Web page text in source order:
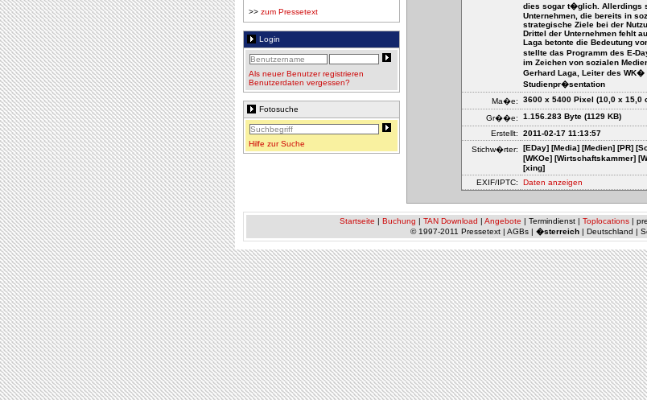
>> zum Pressetext
Login
Als neuer Benutzer registrieren
Benutzerdaten vergessen?
Fotosuche
Hilfe zur Suche
dies sogar t�glich. Allerdings
Unternehmen, die bereits in
strategische Ziele bei der
Drittel der Unternehmen fehlt
Laga betonte die Bedeutung
stellte das Programm des E-
im Zeichen von sozialen
Gerhard Laga, Leiter des
Studienpr�sentation
Ma�e:
3600 x 5400 Pixel (10,0 x 15,0
Gr��e:
1.156.283 Byte (1129 KB)
Erstellt:
2011-02-17 11:13:57
Stichw�rter:
[EDay] [Media] [Medien] [PR]
[WKOe] [Wirtschaftskammer]
[xing]
EXIF/IPTC:
Daten anzeigen
Startseite | Buchung | TAN Download | Angebote | Termindienst | Toplocations|
© 1997-2011 Pressetext | AGBs | �sterreich | Deutschland |